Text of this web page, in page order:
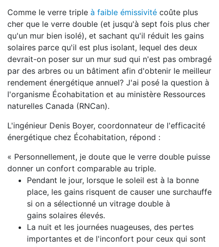
Comme le verre triple à faible émissivité coûte plus
cher que le verre double (et jusqu'à sept fois plus cher
qu'un mur bien isolé), et sachant qu'il réduit les gains
solaires parce qu'il est plus isolant, lequel des deux
devrait-on poser sur un mur sud qui n'est pas ombragé
par des arbres ou un bâtiment afin d'obtenir le meilleur
rendement énergétique annuel? J'ai posé la question à
l'organisme Écohabitation et au ministère Ressources
naturelles Canada (RNCan).
L'ingénieur Denis Boyer, coordonnateur de l'efficacité
énergétique chez Écohabitation, répond :
« Personnellement, je doute que le verre double puisse
donner un confort comparable au triple.
Pendant le jour, lorsque le soleil est à la bonne
place, les gains risquent de causer une surchauffe
si on a sélectionné un vitrage double à
gains solaires élevés.
La nuit et les journées nuageuses, des pertes
importantes et de l'inconfort pour ceux qui sont